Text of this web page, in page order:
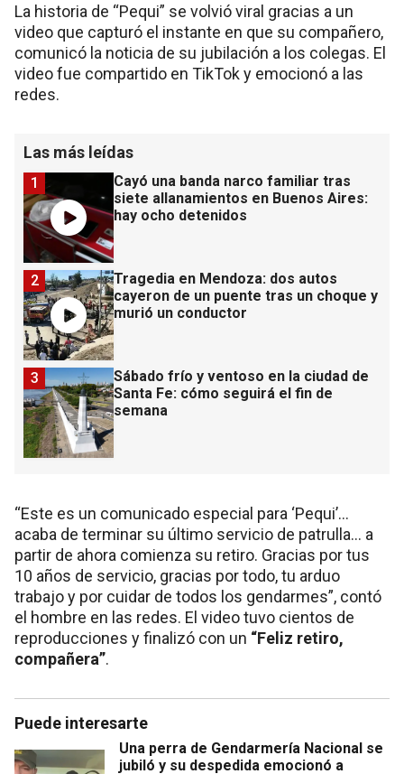
La historia de “Pequi” se volvió viral gracias a un
video que capturó el instante en que su compañero,
comunicó la noticia de su jubilación a los colegas. El
video fue compartido en TikTok y emocionó a las
redes.
Las más leídas
Cayó una banda narco familiar tras
siete allanamientos en Buenos Aires:
hay ocho detenidos
1
Tragedia en Mendoza: dos autos
cayeron de un puente tras un choque y
murió un conductor
2
Sábado frío y ventoso en la ciudad de
Santa Fe: cómo seguirá el fin de
semana
3
“Este es un comunicado especial para ‘Pequi’...
acaba de terminar su último servicio de patrulla... a
partir de ahora comienza su retiro. Gracias por tus
10 años de servicio, gracias por todo, tu arduo
trabajo y por cuidar de todos los gendarmes”, contó
el hombre en las redes. El video tuvo cientos de
reproducciones y finalizó con un “Feliz retiro,
compañera”.
Puede interesarte
Una perra de Gendarmería Nacional se
jubiló y su despedida emocionó a